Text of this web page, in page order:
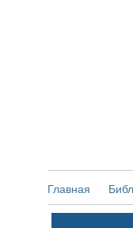
Главная